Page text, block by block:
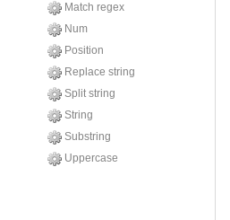
Match regex
Num
Position
Replace string
Split string
String
Substring
Uppercase